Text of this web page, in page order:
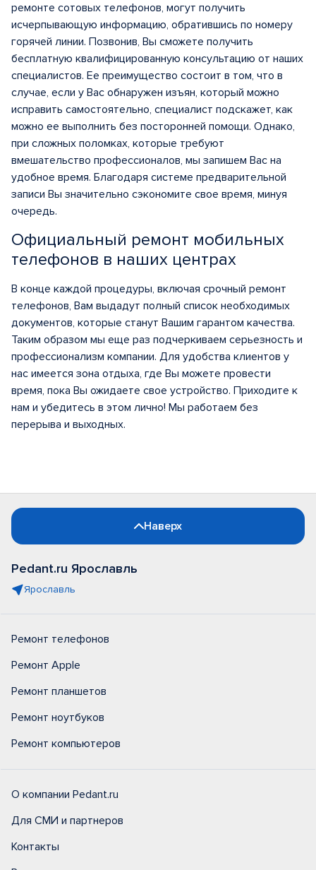
ремонте сотовых телефонов, могут получить
исчерпывающую информацию, обратившись по номеру
горячей линии. Позвонив, Вы сможете получить
бесплатную квалифицированную консультацию от наших
специалистов. Ее преимущество состоит в том, что в
случае, если у Вас обнаружен изъян, который можно
исправить самостоятельно, специалист подскажет, как
можно ее выполнить без посторонней помощи. Однако,
при сложных поломках, которые требуют
вмешательство профессионалов, мы запишем Вас на
удобное время. Благодаря системе предварительной
записи Вы значительно сэкономите свое время, минуя
очередь.
Официальный ремонт мобильных
телефонов в наших центрах
В конце каждой процедуры, включая срочный ремонт
телефонов, Вам выдадут полный список необходимых
документов, которые станут Вашим гарантом качества.
Таким образом мы еще раз подчеркиваем серьезность и
профессионализм компании. Для удобства клиентов у
нас имеется зона отдыха, где Вы можете провести
время, пока Вы ожидаете свое устройство. Приходите к
нам и убедитесь в этом лично! Мы работаем без
перерыва и выходных.
Наверх
Pedant.ru Ярославль
Ярославль
Ремонт телефонов
Ремонт Apple
Ремонт планшетов
Ремонт ноутбуков
Ремонт компьютеров
О компании Pedant.ru
Для СМИ и партнеров
Контакты